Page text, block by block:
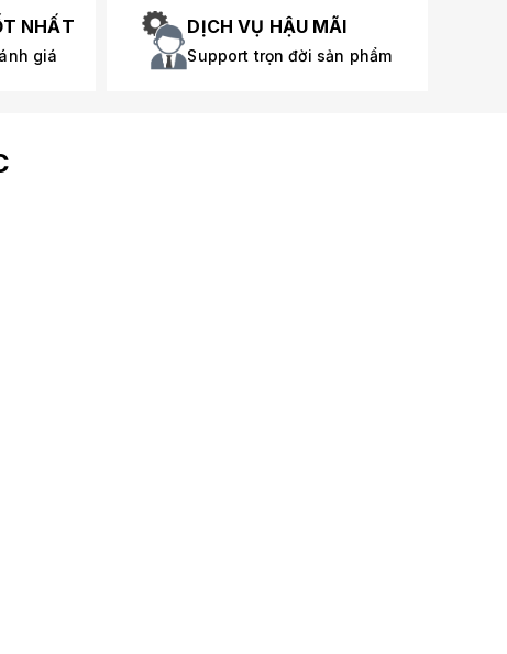
NHẤT
giá
DỊCH VỤ HẬU MÃI
Support trọn đời sản phẩm